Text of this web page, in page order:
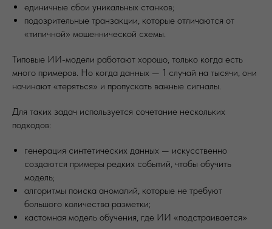
единичные сбои уникальных станков;
подозрительные транзакции, которые отличаются от
«типичной» мошеннической схемы.
Типовые ИИ-модели работают хорошо, только когда есть
много примеров. Но когда данных — 1 случай на тысячи, они
начинают «теряться» и пропускать важные сигналы.
Для таких задач используется сочетание нескольких
подходов:
генерация синтетических данных — искусственно
создаются примеры редких событий, чтобы обучить
модель;
алгоритмы поиска аномалий, которые не требуют
большого количества разметки;
кастомная модель обучения, где ИИ «подстраивается»